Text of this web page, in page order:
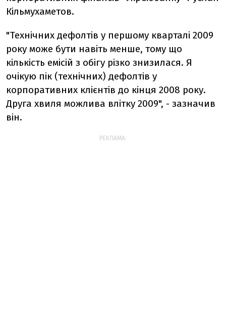
Кільмухаметов.
"Технічних дефолтів у першому кварталі 2009
року може бути навіть менше, тому що
кількість емісій з обігу різко знизилася. Я
очікую пік (технічних) дефолтів у
корпоративних клієнтів до кінця 2008 року.
Друга хвиля можлива влітку 2009", - зазначив
він.
РЕКЛАМА: